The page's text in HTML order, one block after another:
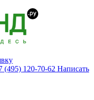
(495) 120-70-62 Написать